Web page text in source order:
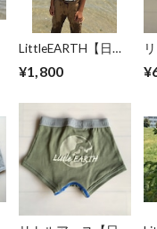
LittleEARTH【日本
製】 ボクサーパン
ツ＆ランニング肌
¥1,800